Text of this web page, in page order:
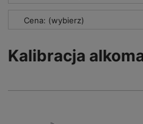
Cena: (wybierz)
Kalibracja